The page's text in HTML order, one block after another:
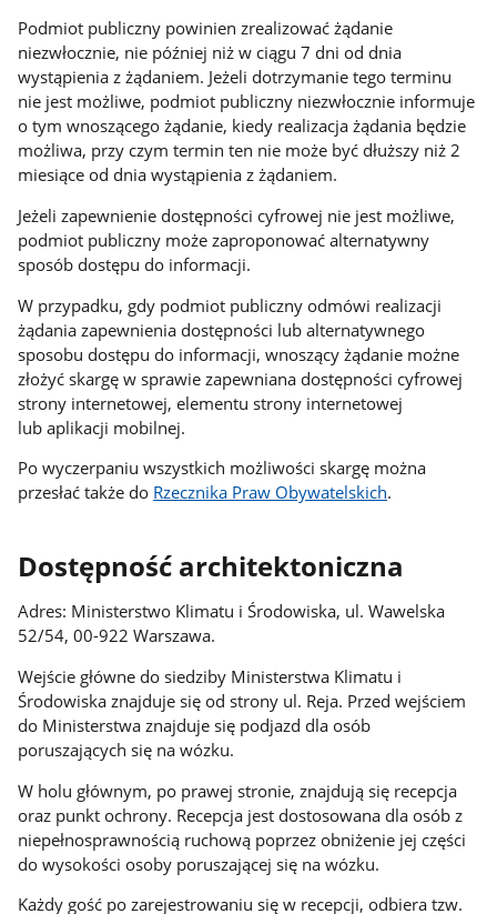
Podmiot publiczny powinien zrealizować żądanie
niezwłocznie, nie później niż w ciągu 7 dni od dnia
wystąpienia z żądaniem. Jeżeli dotrzymanie tego terminu
nie jest możliwe, podmiot publiczny niezwłocznie informuje
o tym wnoszącego żądanie, kiedy realizacja żądania będzie
możliwa, przy czym termin ten nie może być dłuższy niż 2
miesiące od dnia wystąpienia z żądaniem.
Jeżeli zapewnienie dostępności cyfrowej nie jest możliwe,
podmiot publiczny może zaproponować alternatywny
sposób dostępu do informacji.
W przypadku, gdy podmiot publiczny odmówi realizacji
żądania zapewnienia dostępności lub alternatywnego
sposobu dostępu do informacji, wnoszący żądanie możne
złożyć skargę w sprawie zapewniana dostępności cyfrowej
strony internetowej, elementu strony internetowej
lub aplikacji mobilnej.
Po wyczerpaniu wszystkich możliwości skargę można
przesłać także do Rzecznika Praw Obywatelskich.
Dostępność architektoniczna
Adres: Ministerstwo Klimatu i Środowiska, ul. Wawelska
52/54, 00-922 Warszawa.
Wejście główne do siedziby Ministerstwa Klimatu i
Środowiska znajduje się od strony ul. Reja. Przed wejściem
do Ministerstwa znajduje się podjazd dla osób
poruszających się na wózku.
W holu głównym, po prawej stronie, znajdują się recepcja
oraz punkt ochrony. Recepcja jest dostosowana dla osób z
niepełnosprawnością ruchową poprzez obniżenie jej części
do wysokości osoby poruszającej się na wózku.
Każdy gość po zarejestrowaniu się w recepcji, odbiera tzw.